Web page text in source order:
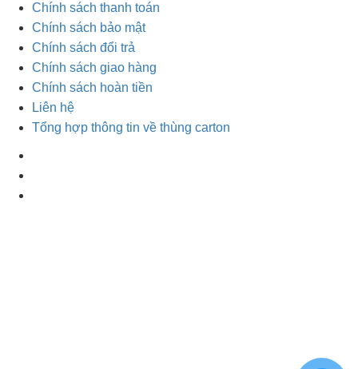
Chính sách thanh toán
Chính sách bảo mật
Chính sách đổi trả
Chính sách giao hàng
Chính sách hoàn tiền
Liên hệ
Tổng hợp thông tin về thùng carton